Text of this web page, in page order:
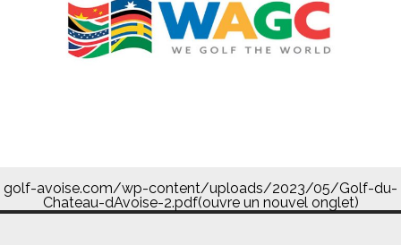
MIXTE
golf-avoise.com/wp-content/uploads/2023/05/Golf-du-
Chateau-dAvoise-2.pdf(ouvre un nouvel onglet)